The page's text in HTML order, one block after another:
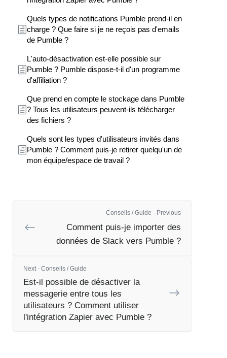
Quels types de notifications Pumble prend-il en
charge ? Que faire si je ne reçois pas d'emails
de Pumble ?
L'auto-désactivation est-elle possible sur
Pumble ? Pumble dispose-t-il d'un programme
d'affiliation ?
Que prend en compte le stockage dans Pumble
? Tous les utilisateurs peuvent-ils télécharger
des fichiers ?
Quels sont les types d'utilisateurs invités dans
Pumble ? Comment puis-je retirer quelqu'un de
mon équipe/espace de travail ?
Conseils / Guide - Previous
Comment puis-je importer des
données de Slack vers Pumble ?
Next - Conseils / Guide
Est-il possible de désactiver la
messagerie entre tous les
utilisateurs ? Comment utiliser
l'intégration Zapier avec Pumble ?